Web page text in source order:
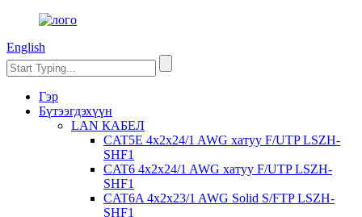
English
Гэр
Бүтээгдэхүүн
LAN КАБЕЛ
CAT5E 4x2x24/1 AWG хатуу F/UTP LSZH-
SHF1
CAT6 4x2x24/1 AWG хатуу F/UTP LSZH-
SHF1
CAT6A 4x2x23/1 AWG Solid S/FTP LSZH-
SHF1